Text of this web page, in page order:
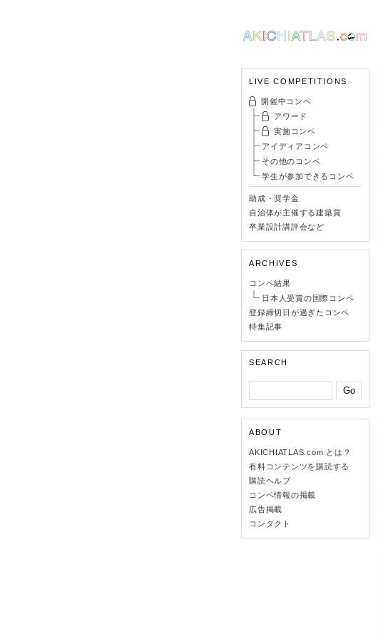
LIVE COMPETITIONS
開催中コンペ
アワード
実施コンペ
アイディアコンペ
その他のコンペ
学生が参加できるコンペ
助成・奨学金
自治体が主催する建築賞
卒業設計講評会など
ARCHIVES
コンペ結果
日本人受賞の国際コンペ
登録締切日が過ぎたコンペ
特集記事
SEARCH
ABOUT
AKICHIATLAS.com とは？
有料コンテンツを購読する
購読ヘルプ
コンペ情報の掲載
広告掲載
コンタクト